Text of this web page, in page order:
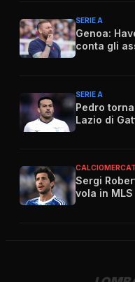
SERIE A
Genoa:
conta gli
SERIE A
Pedro
Lazio di
Sergi
vola in MLS